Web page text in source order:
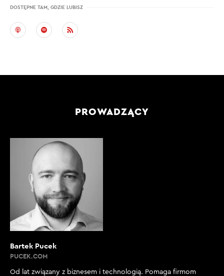
DOSTĘPNE TAM, GDZIE LUBISZ
PROWADZĄCY
Bartek Pucek
PUCEK.COM
Od lat związany z biznesem i technologią. Pomaga firmom